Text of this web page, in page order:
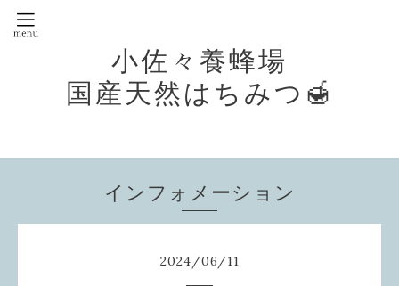
小佐々養蜂場
国産天然はちみつ🍯
インフォメーション
2024/06/11